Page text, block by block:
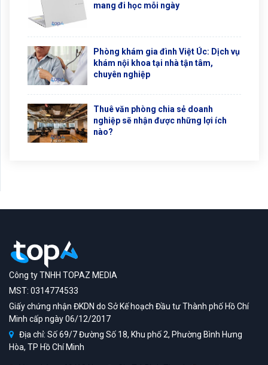
mang đi học mỗi ngày
Phòng khám gia đình Việt Úc: Dịch vụ
khám nội khoa tại nhà tận tâm,
chuyên nghiệp
Thuê văn phòng chia sẻ doanh
nghiệp sẽ nhận được những lợi ích
nào?
Công ty TNHH TOPAZ MEDIA
MST: 0314774533
Giấy chứng nhận ĐKDN do Sở Kế hoạch Đầu tư Thành phố Hồ Chí
Minh cấp ngày 06/12/2017
Địa chỉ: Số 69/7 Đường Số 18, Khu phố 2, Phường Bình Hưng
Hòa, TP Hồ Chí Minh